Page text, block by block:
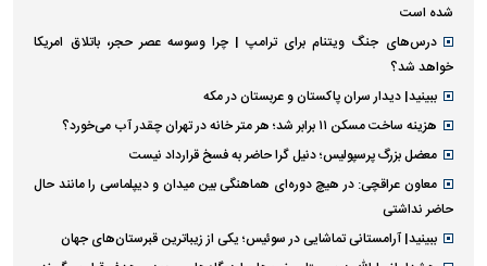
شده است
درس‌های جنگ ویتنام برای ترامپ | چرا وسوسه عصر حجر، باتلاق امریکا
خواهد شد؟
ببینید| دیدار سران پاکستان و عربستان در مکه
هزینه ساخت مسکن ۱۱ برابر شد؛ هر متر خانه در تهران چقدر آب می‌خورد؟
معضل بزرگ پرسپولیس؛ دنیل گرا حاضر به فسخ قرارداد نیست
معاون عراقچی: در هیچ دوره‌ای هماهنگی بین میدان و دیپلماسی را مانند حال
حاضر نداشتی
ببینید| آرامستانی تماشایی در سوئیس؛ یکی از زیباترین قبرستان‌های جهان